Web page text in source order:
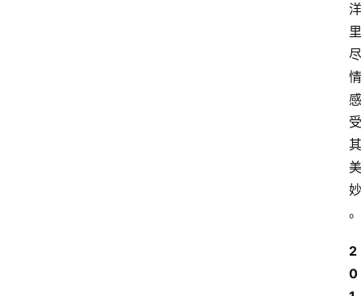
洋
里
尽
情
感
受
其
美
妙
。
2
0